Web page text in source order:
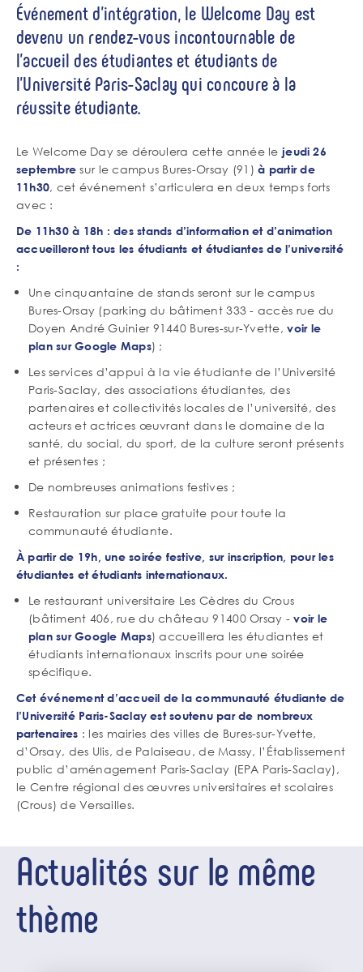
Événement d’intégration, le Welcome Day est
devenu un rendez-vous incontournable de
l’accueil des étudiantes et étudiants de
l’Université Paris-Saclay qui concoure à la
réussite étudiante.
Le Welcome Day se déroulera cette année lejeudi 26
septembre sur le campus Bures-Orsay (91)à partir de
11h30, cet événement s’articulera en deux temps forts
avec :
De 11h30 à 18h : des stands d’information et d’animation
accueilleront tous les étudiants et étudiantes de l’université
:
Une cinquantaine de stands seront sur le campus
Bures-Orsay (parking du bâtiment 333 - accès rue du
Doyen André Guinier 91440 Bures-sur-Yvette,voir le
plan sur Google Maps) ;
Les services d’appui à la vie étudiante de l’Université
Paris-Saclay, des associations étudiantes, des
partenaires et collectivités locales de l’université, des
acteurs et actrices œuvrant dans le domaine de la
santé, du social, du sport, de la culture seront présents
et présentes ;
De nombreuses animations festives ;
Restauration sur place gratuite pour toute la
communauté étudiante.
À partir de 19h, une soirée festive, sur inscription, pour les
étudiantes et étudiants internationaux.
Le restaurant universitaire Les Cèdres du Crous
(bâtiment 406, rue du château 91400 Orsay -voir le
plan sur Google Maps) accueillera les étudiantes et
étudiants internationaux inscrits pour une soirée
spécifique.
Cet événement d’accueil de la communauté étudiante de
l’Université Paris-Saclay est soutenu par de nombreux
partenaires : les mairies des villes de Bures-sur-Yvette,
d’Orsay, des Ulis, de Palaiseau, de Massy, l’Établissement
public d’aménagement Paris-Saclay (EPA Paris-Saclay),
le Centre régional des œuvres universitaires et scolaires
(Crous) de Versailles.
Actualités sur le même
thème